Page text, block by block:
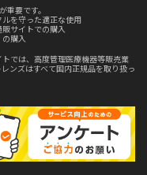
重要です。
を守った適正な使用
サイトでの購入
購入
では、高度管理医療機器等販売業
ンズはすべて国内正規品を取り扱っ